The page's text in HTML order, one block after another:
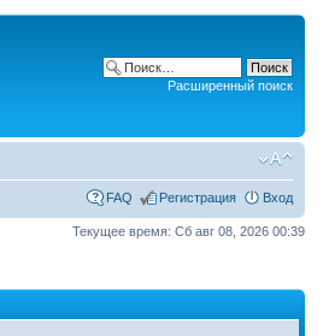
Расширенный поиск
FAQ Регистрация Вход
Текущее время: Сб авг 08, 2026 00:39